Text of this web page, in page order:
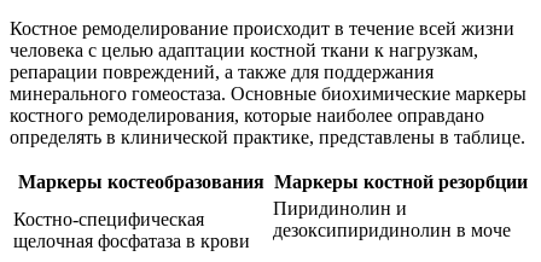
Костное ремоделирование происходит в течение всей жизни
человека с целью адаптации костной ткани к нагрузкам,
репарации повреждений, а также для поддержания
минерального гомеостаза. Основные биохимические маркеры
костного ремоделирования, которые наиболее оправдано
определять в клинической практике, представлены в таблице.
Маркеры костеобразования Маркеры костной резорбции
Костно-специфическая
щелочная фосфатаза в крови
Пиридинолин и
дезоксипиридинолин в моче